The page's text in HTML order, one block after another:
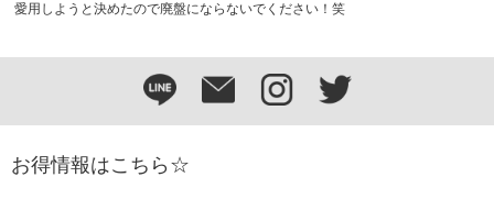
愛用しようと決めたので廃盤にならないでください！笑
お得情報はこちら☆